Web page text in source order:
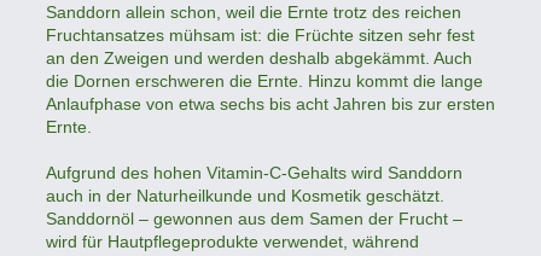
Sanddorn allein schon, weil die Ernte trotz des reichen
Fruchtansatzes mühsam ist: die Früchte sitzen sehr fest
an den Zweigen und werden deshalb abgekämmt. Auch
die Dornen erschweren die Ernte. Hinzu kommt die lange
Anlaufphase von etwa sechs bis acht Jahren bis zur ersten
Ernte.
Aufgrund des hohen Vitamin-C-Gehalts wird Sanddorn
auch in der Naturheilkunde und Kosmetik geschätzt.
Sanddornöl – gewonnen aus dem Samen der Frucht –
wird für Hautpflegeprodukte verwendet, während